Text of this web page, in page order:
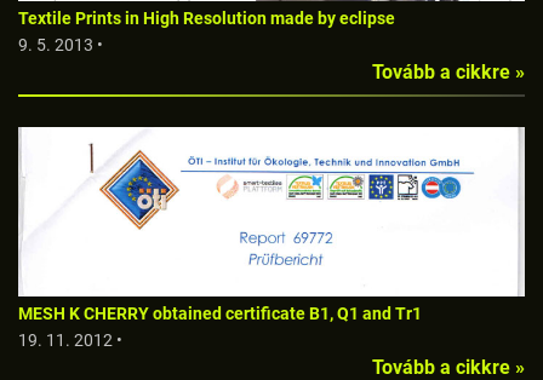
Textile Prints in High Resolution made by eclipse
9. 5. 2013 •
Tovább a cikkre »
MESH K CHERRY obtained certificate B1, Q1 and Tr1
19. 11. 2012 •
Tovább a cikkre »